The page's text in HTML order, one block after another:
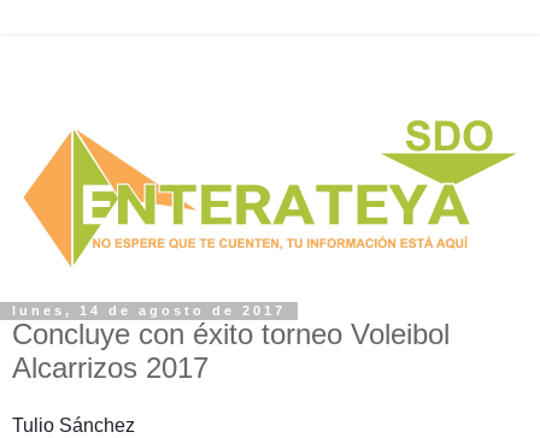
lunes, 14 de agosto de 2017
Concluye con éxito torneo Voleibol
Alcarrizos 2017
Tulio Sánchez